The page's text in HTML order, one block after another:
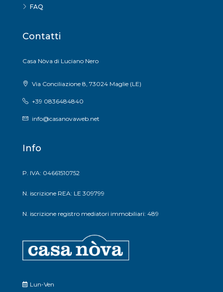
FAQ
Contatti
Casa Nòva di Luciano Nero
Via Conciliazione 8, 73024 Maglie (LE)
+39 0836484840
info@casanovaweb.net
Info
P. IVA: 04661510752
N. iscrizione REA: LE 309799
N. iscrizione registro mediatori immobiliari: 489
Lun-Ven